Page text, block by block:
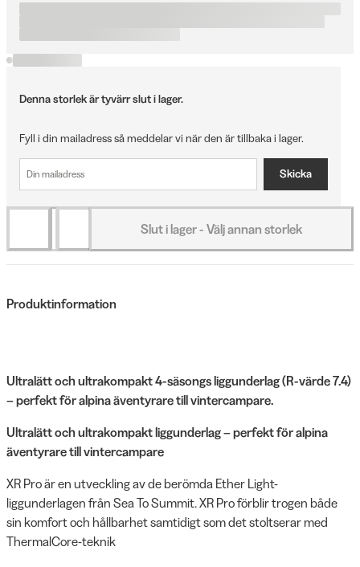
Denna storlek är tyvärr slut i lager.
Fyll i din mailadress så meddelar vi när den är tillbaka i lager.
Skicka
Slut i lager - Välj annan storlek
Produktinformation
Ultralätt och ultrakompakt 4-säsongs liggunderlag (R-värde 7.4)
– perfekt för alpina äventyrare till vintercampare.
Ultralätt och ultrakompakt liggunderlag – perfekt för alpina
äventyrare till vintercampare
XR Pro är en utveckling av de berömda Ether Light-
liggunderlagen från Sea To Summit. XR Pro förblir trogen både
sin komfort och hållbarhet samtidigt som det stoltserar med
ThermalCore-teknik